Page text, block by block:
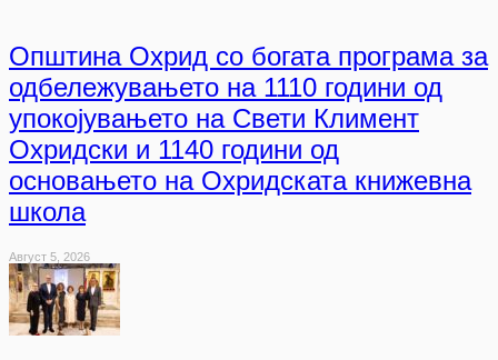
Општина Охрид со богата програма за
одбележувањето на 1110 години од
упокојувањето на Свети Климент
Охридски и 1140 години од
основањето на Охридската книжевна
школа
Август 5, 2026